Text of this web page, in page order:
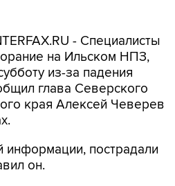
- Специалисты
на Ильском НПЗ,
из-за падения
глава Северского
края Алексей Чеверев
информации, пострадали
он.